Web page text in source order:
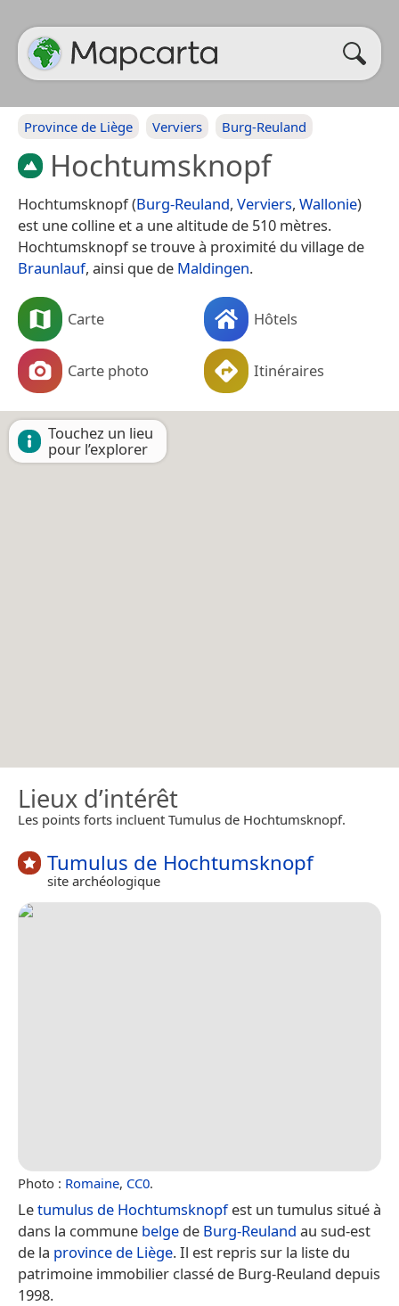
Province de Liège Verviers Burg-Reuland
Hochtumsknopf
Hochtumsknopf (Burg-Reuland, Verviers, Wallonie)
est une colline et a une altitude de 510 mètres.
Hochtumsknopf se trouve à proximité du village de
Braunlauf, ainsi que de Maldingen.
Carte Hôtels
Carte photo Itinéraires
Touchez un lieu
pour l’explorer
Lieux d’intérêt
Les points forts incluent Tumulus de Hochtumsknopf.
Tumulus de Hochtumsknopf
site archéologique
Photo : Romaine, CC0.
Letumulus de Hochtumsknopfest un tumulus situé à
dans la commune belge de Burg-Reuland au sud-est
de la province de Liège. Il est repris sur la liste du
patrimoine immobilier classé de Burg-Reuland depuis
1998.